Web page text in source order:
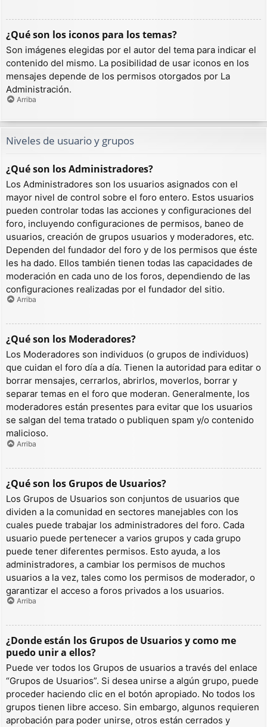
¿Qué son los iconos para los temas?
Son imágenes elegidas por el autor del tema para indicar el
contenido del mismo. La posibilidad de usar iconos en los
mensajes depende de los permisos otorgados por La
Administración.
Arriba
Niveles de usuario y grupos
¿Qué son los Administradores?
Los Administradores son los usuarios asignados con el
mayor nivel de control sobre el foro entero. Estos usuarios
pueden controlar todas las acciones y configuraciones del
foro, incluyendo configuraciones de permisos, baneo de
usuarios, creación de grupos usuarios y moderadores, etc.
Dependen del fundador del foro y de los permisos que éste
les ha dado. Ellos también tienen todas las capacidades de
moderación en cada uno de los foros, dependiendo de las
configuraciones realizadas por el fundador del sitio.
Arriba
¿Qué son los Moderadores?
Los Moderadores son individuos (o grupos de individuos)
que cuidan el foro día a día. Tienen la autoridad para editar o
borrar mensajes, cerrarlos, abrirlos, moverlos, borrar y
separar temas en el foro que moderan. Generalmente, los
moderadores están presentes para evitar que los usuarios
se salgan del tema tratado o publiquen spam y/o contenido
malicioso.
Arriba
¿Qué son los Grupos de Usuarios?
Los Grupos de Usuarios son conjuntos de usuarios que
dividen a la comunidad en sectores manejables con los
cuales puede trabajar los administradores del foro. Cada
usuario puede pertenecer a varios grupos y cada grupo
puede tener diferentes permisos. Esto ayuda, a los
administradores, a cambiar los permisos de muchos
usuarios a la vez, tales como los permisos de moderador, o
garantizar el acceso a foros privados a los usuarios.
Arriba
¿Donde están los Grupos de Usuarios y como me
puedo unir a ellos?
Puede ver todos los Grupos de usuarios a través del enlace
“Grupos de Usuarios”. Si desea unirse a algún grupo, puede
proceder haciendo clic en el botón apropiado. No todos los
grupos tienen libre acceso. Sin embargo, algunos requieren
aprobación para poder unirse, otros están cerrados y